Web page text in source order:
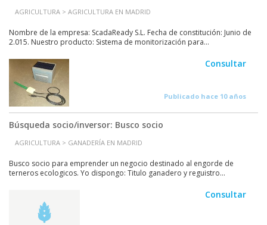
AGRICULTURA > AGRICULTURA EN MADRID
Nombre de la empresa: ScadaReady S.L. Fecha de constitución: Junio de
2.015. Nuestro producto: Sistema de monitorización para...
Consultar
Publicado hace 10 años
Búsqueda socio/inversor: Busco socio
AGRICULTURA > GANADERÍA EN MADRID
Busco socio para emprender un negocio destinado al engorde de
terneros ecologicos. Yo dispongo: Titulo ganadero y reguistro...
Consultar